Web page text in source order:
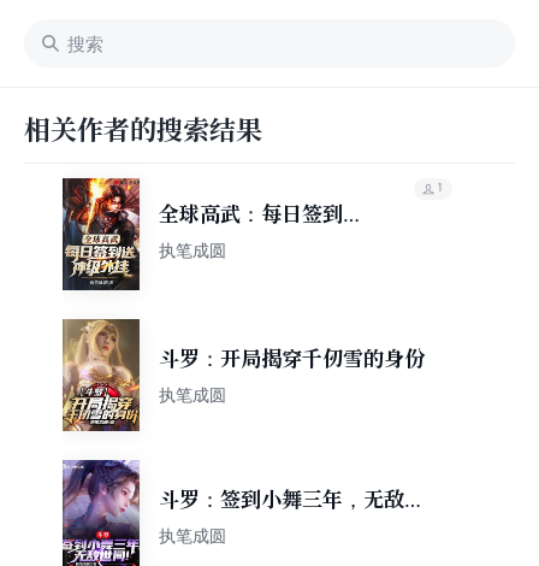
相关作者的搜索结果
全球高武：每日签到送
神级外挂
执笔成圆
1
斗罗：开局揭穿千仞雪的身份
执笔成圆
斗罗：签到小舞三年，无敌世
间！
执笔成圆